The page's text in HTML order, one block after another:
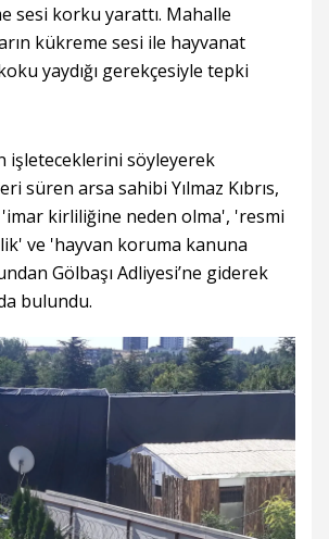
sesi korku yarattı. Mahalle
kükreme sesi ile hayvanat
yaydığı gerekçesiyle tepki
işleteceklerini söyleyerek
süren arsa sahibi Yılmaz Kıbrıs,
kirliliğine neden olma', 'resmi
ve 'hayvan koruma kanuna
Gölbaşı Adliyesi’ne giderek
bulundu.